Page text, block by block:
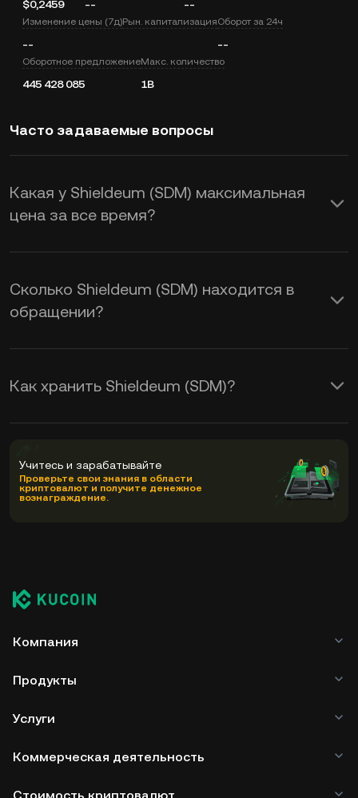
$0,2459 -- --
Изменение цены (7д)
--
Рын. капитализацияОборот за 24ч
--
Оборотное предложение
445 428 085
Макс. количество
1B
Часто задаваемые вопросы
Какая у Shieldeum (SDM) максимальная
цена за все время?
Сколько Shieldeum (SDM) находится в
обращении?
Как хранить Shieldeum (SDM)?
Учитесь и зарабатывайте
Проверьте свои знания в области
криптовалют и получите денежное
вознаграждение.
Компания
Продукты
Услуги
Коммерческая деятельность